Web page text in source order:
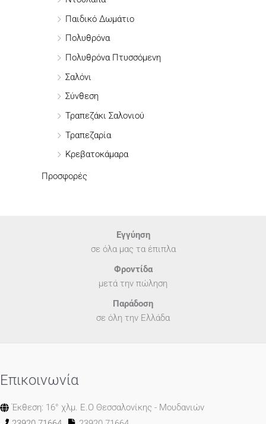
Παιδικό Δωμάτιο
Πολυθρόνα
Πολυθρόνα Πτυσσόμενη
Σαλόνι
Σύνθεση
Τραπεζάκι Σαλονιού
Τραπεζαρία
Κρεβατοκάμαρα
Προσφορές
Εγγύηση
σε όλα μας τα έπιπλα
Φροντίδα
μετά την πώληση
Παράδοση
σε όλη την Ελλάδα
Επικοινωνία
Έκθεση: 16° χλμ. Ε.Ο Θεσσαλονίκης - Μουδανιών